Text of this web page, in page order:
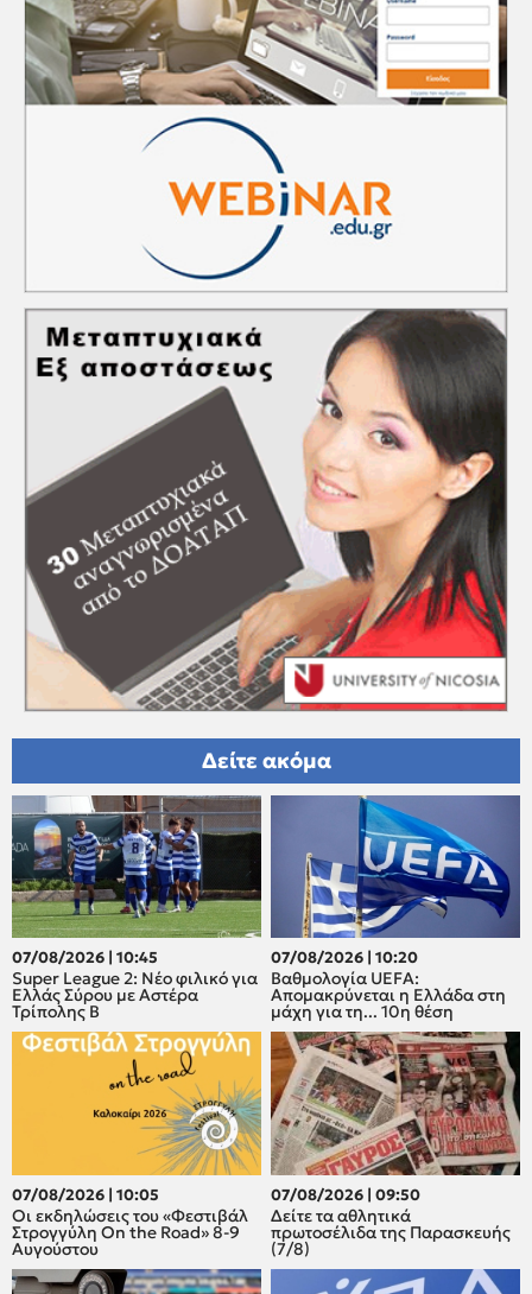
Δείτε ακόμα
07/08/2026 | 10:45
Super League 2: Νέο φιλικό για
Ελλάς Σύρου με Αστέρα
Τρίπολης Β
07/08/2026 | 10:20
Βαθμολογία UEFA:
Απομακρύνεται η Ελλάδα στη
μάχη για τη... 10η θέση
07/08/2026 | 10:05
Οι εκδηλώσεις του «Φεστιβάλ
Στρογγύλη On the Road» 8-9
Αυγούστου
07/08/2026 | 09:50
Δείτε τα αθλητικά
πρωτοσέλιδα της Παρασκευής
(7/8)